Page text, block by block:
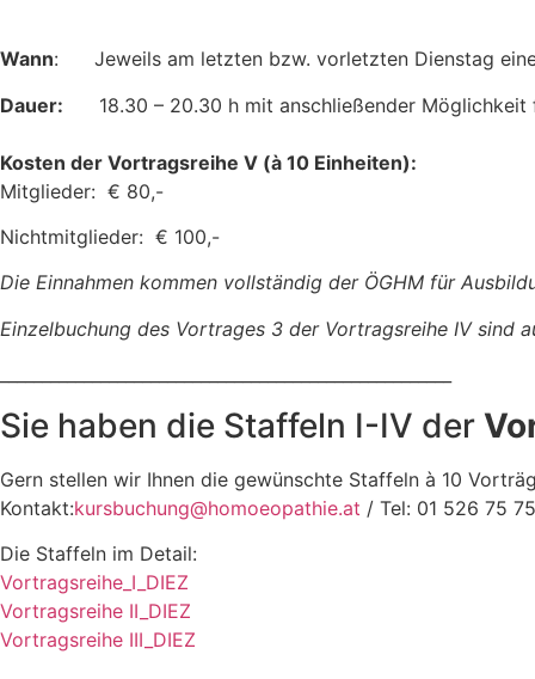
Wann: Jeweils am letzten bzw. vorletzten Dienstag
Dauer: 18.30 – 20.30 h mit anschließender Möglichkeit
Kosten der Vortragsreihe V (à 10 Einheiten):
Mitglieder: € 80,-
Nichtmitglieder: € 100,-
Die Einnahmen kommen vollständig der ÖGHM für
Einzelbuchung des Vortrages 3 der Vortragsreihe IV sind
Sie haben die Staffeln I-IV der
Gern stellen wir Ihnen die gewünschte Staffeln à 10
Kontakt:kursbuchung@homoeopathie.at / Tel: 01 526 75 75
Die Staffeln im Detail:
Vortragsreihe_I_DIEZ
Vortragsreihe II_DIEZ
Vortragsreihe III_DIEZ